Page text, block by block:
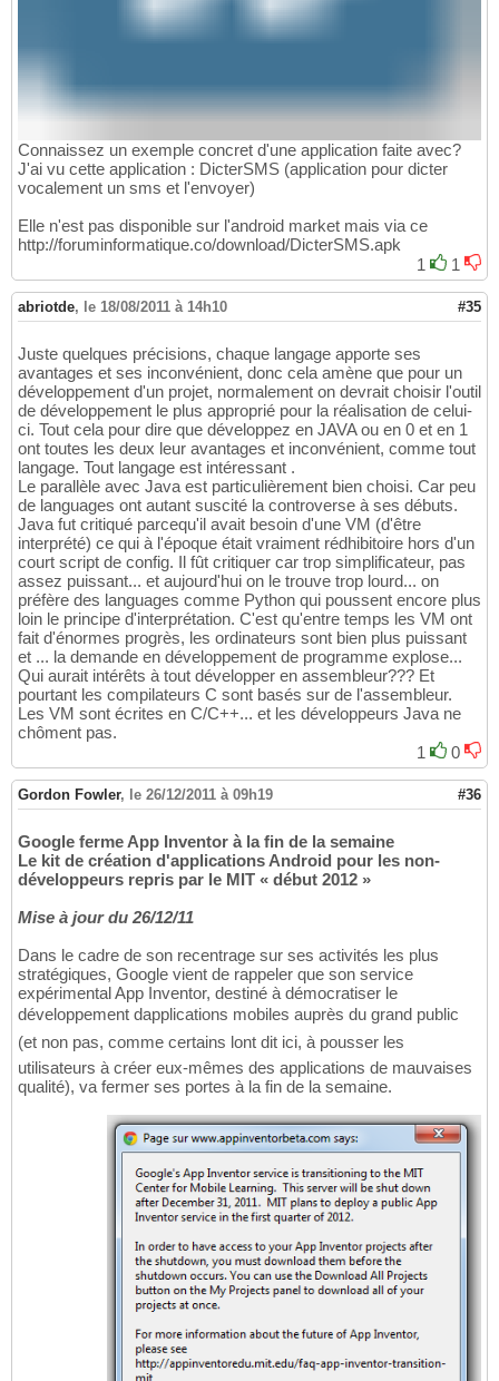
Connaissez un exemple concret d'une application faite avec?
J'ai vu cette application : DicterSMS (application pour dicter
vocalement un sms et l'envoyer)
Elle n'est pas disponible sur l'android market mais via ce
http://foruminformatique.co/download/DicterSMS.apk
1
1
abriotde, le 18/08/2011 à 14h10 #35
Juste quelques précisions, chaque langage apporte ses
avantages et ses inconvénient, donc cela amène que pour un
développement d'un projet, normalement on devrait choisir l'outil
de développement le plus approprié pour la réalisation de celui-
ci. Tout cela pour dire que développez en JAVA ou en 0 et en 1
ont toutes les deux leur avantages et inconvénient, comme tout
langage. Tout langage est intéressant .
Le parallèle avec Java est particulièrement bien choisi. Car peu
de languages ont autant suscité la controverse à ses débuts.
Java fut critiqué parcequ'il avait besoin d'une VM (d'être
interprété) ce qui à l'époque était vraiment rédhibitoire hors d'un
court script de config. Il fût critiquer car trop simplificateur, pas
assez puissant... et aujourd'hui on le trouve trop lourd... on
préfère des languages comme Python qui poussent encore plus
loin le principe d'interprétation. C'est qu'entre temps les VM ont
fait d'énormes progrès, les ordinateurs sont bien plus puissant
et ... la demande en développement de programme explose...
Qui aurait intérêts à tout développer en assembleur??? Et
pourtant les compilateurs C sont basés sur de l'assembleur.
Les VM sont écrites en C/C++... et les développeurs Java ne
chôment pas.
1
0
Gordon Fowler, le 26/12/2011 à 09h19 #36
Google ferme App Inventor à la fin de la semaine
Le kit de création d'applications Android pour les non-
développeurs repris par le MIT « début 2012 »
Mise à jour du 26/12/11
Dans le cadre de son recentrage sur ses activités les plus
stratégiques, Google vient de rappeler que son service
expérimental App Inventor, destiné à démocratiser le
développement dapplications mobiles auprès du grand public
(et non pas, comme certains lont dit ici, à pousser les
utilisateurs à créer eux-mêmes des applications de mauvaises
qualité), va fermer ses portes à la fin de la semaine.